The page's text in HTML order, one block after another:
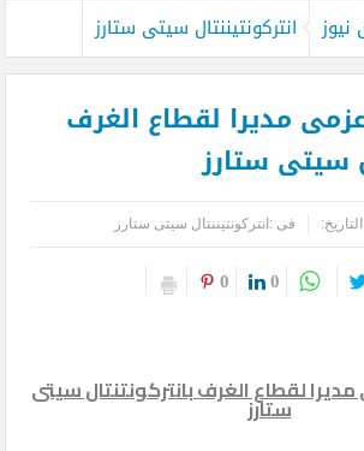
نيوز انتركونتيننتال سيتى ستارز
مديرا لقطاع الغرف
سيتى ستارز
التاريخ: فى :انتركونتيننتال سيتى ستارز
0
0
لقطاع الغرف بانتركونتنتال سيتى
ستارز